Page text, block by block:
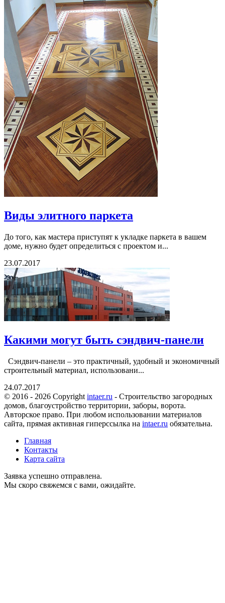
Виды элитного паркета
До того, как мастера приступят к укладке паркета в вашем
доме, нужно будет определиться с проектом и...
23.07.2017
Какими могут быть сэндвич-панели
Сэндвич-панели – это практичный, удобный и экономичный
строительный материал, использовани...
24.07.2017
© 2016 - 2026 Copyright intaer.ru - Cтроительство загородных
домов, благоустройство территории, заборы, ворота.
Авторское право. При любом использовании материалов
сайта, прямая активная гиперссылка на intaer.ru обязательна.
Главная
Контакты
Карта сайта
Заявка успешно отправлена.
Мы скоро свяжемся с вами, ожидайте.